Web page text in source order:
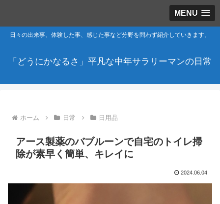
MENU
日々の出来事、体験した事、感じた事など分野を問わず紹介していきます。
「どうにかなるさ」平凡な中年サラリーマンの日常
ホーム 日常 日用品
アース製薬のバブルーンで自宅のトイレ掃
除が素早く簡単、キレイに
2024.06.04